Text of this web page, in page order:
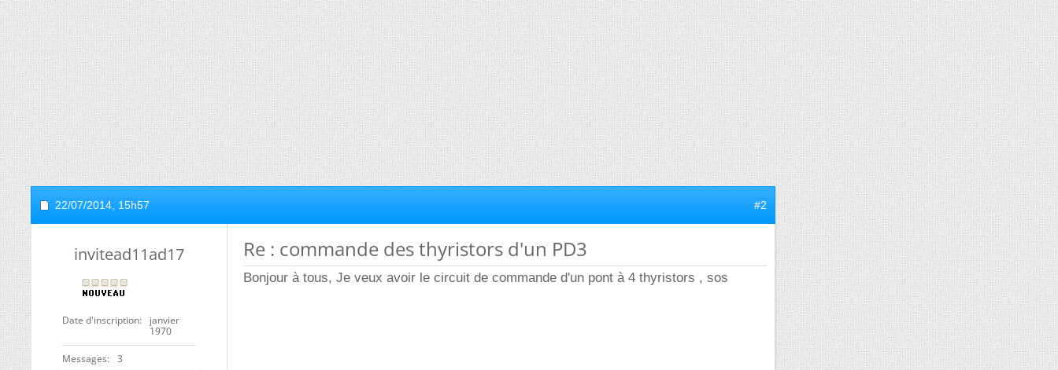
22/07/2014, 15h57 #2
invitead11ad17
Date d'inscription
janvier
1970
Messages 3
Re : commande des thyristors d'un PD3
Bonjour à tous, Je veux avoir le circuit de commande d'un pont à 4 thyristors , sos